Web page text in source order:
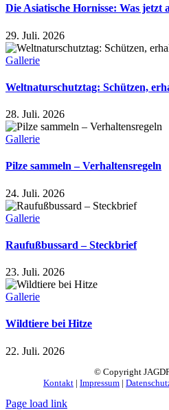
Die Asiatische Hornisse: Was jetzt
29. Juli. 2026
Gallerie
Weltnaturschutztag: Schützen,
28. Juli. 2026
Gallerie
Pilze sammeln – Verhaltensregeln
24. Juli. 2026
Gallerie
Raufußbussard – Steckbrief
23. Juli. 2026
Gallerie
Wildtiere bei Hitze
22. Juli. 2026
© Copyright
Kontakt | Impressum |
Page load link